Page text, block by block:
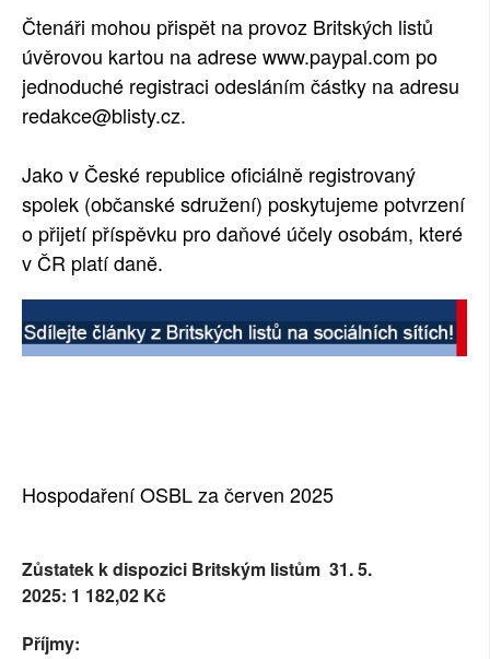
Čtenáři mohou přispět na provoz Britských listů
úvěrovou kartou na adrese www.paypal.com po
jednoduché registraci odesláním částky na adresu
redakce@blisty.cz.
Jako v České republice oficiálně registrovaný
spolek (občanské sdružení) poskytujeme potvrzení
o přijetí příspěvku pro daňové účely osobám, které
v ČR platí daně.
Hospodaření OSBL za červen 2025
Zůstatek k dispozici Britským listům 31. 5.
2025: 1 182,02 Kč
Příjmy: